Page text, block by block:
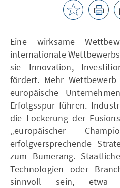
Eine wirksame
internationale
sie Innovation,
fördert. Mehr
europäische
Erfolgsspur führen.
die Lockerung der
„europäischer
erfolgversprechende
zum Bumerang.
Technologien oder
sinnvoll sein, etwa